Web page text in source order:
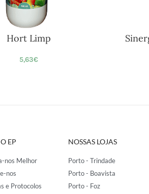
Hort Limp
5,63€
EP
nos Melhor
nos
e Protocolos
NOSSAS LOJAS
Porto - Trindade
Porto - Boavista
Porto - Foz